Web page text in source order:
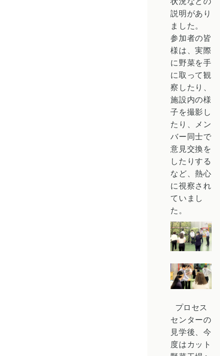
説明があり
ました。
参加者の皆
様は、実際
に野菜を手
に取って観
察したり、
施設内の様
子を撮影し
たり、メン
バー同士で
意見交換を
したりする
など、熱心
に視察され
ていまし
た。
プロセス
センターの
見学後、今
度はカット